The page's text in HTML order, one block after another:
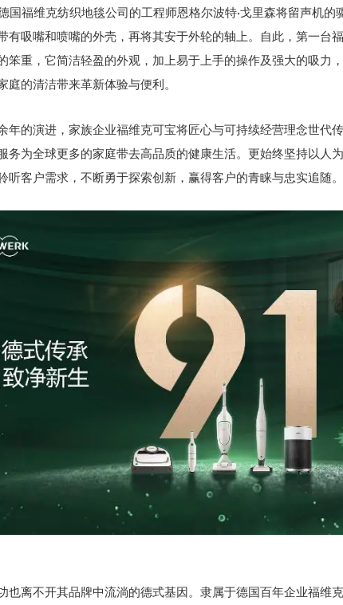
国福维克纺织地毯公司的工程师恩格尔波特·戈里森将留声机的
有吸嘴和喷嘴的外壳，再将其安于外轮的轴上。自此，第一台
笨重，它简洁轻盈的外观，加上易于上手的操作及强大的吸力
庭的清洁带来革新体验与便利。
年的演进，家族企业福维克可宝将匠心与可持续经营理念世代
务为全球更多的家庭带去高品质的健康生活。更始终坚持以人
听客户需求，不断勇于探索创新，赢得客户的青睐与忠实追随。
也离不开其品牌中流淌的德式基因。隶属于德国百年企业福维